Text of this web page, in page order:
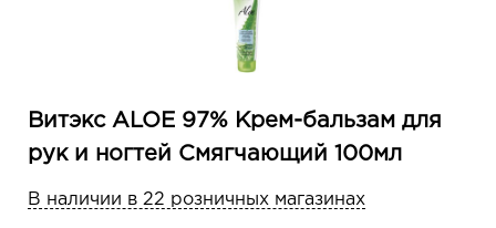
Витэкс ALOE 97% Крем-бальзам для
рук и ногтей Смягчающий 100мл
В наличии в 22 розничных магазинах